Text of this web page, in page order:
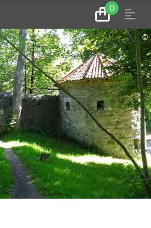
0
Zum
Warenkorb
Menu
©